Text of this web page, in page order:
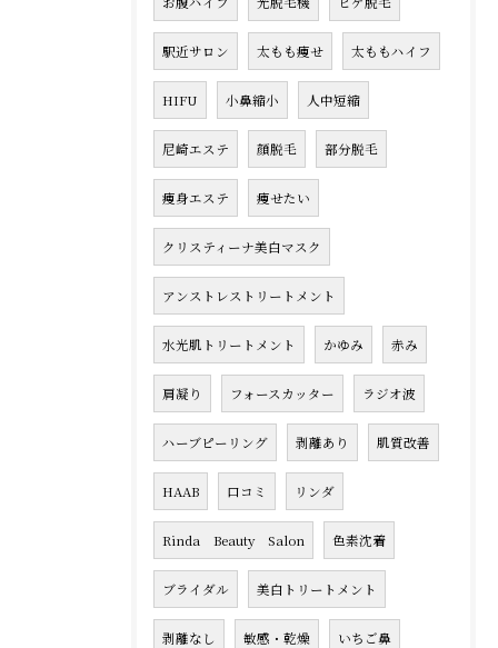
駅近サロン 太もも痩せ 太ももハイフ
HIFU 小鼻縮小 人中短縮
尼崎エステ 顔脱毛 部分脱毛
痩身エステ 痩せたい
クリスティーナ美白マスク
アンストレストリートメント
水光肌トリートメント かゆみ 赤み
肩凝り フォースカッター ラジオ波
ハーブピーリング 剥離あり 肌質改善
HAAB 口コミ リンダ
Rinda Beauty Salon 色素沈着
ブライダル 美白トリートメント
剥離なし 敏感・乾燥 いちご鼻